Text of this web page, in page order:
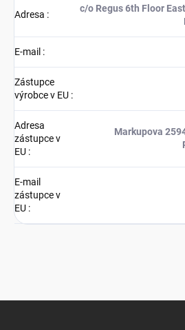
Adresa :
c/o Regus 6th Floor
E-mail :
Zástupce
výrobce v EU :
Adresa
zástupce v
EU :
Markupova
E-mail
zástupce v
EU :